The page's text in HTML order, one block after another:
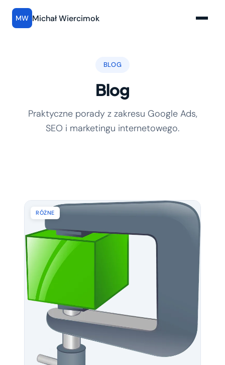
MW Michał Wiercimok
BLOG
Blog
Praktyczne porady z zakresu Google Ads,
SEO i marketingu internetowego.
RÓŻNE